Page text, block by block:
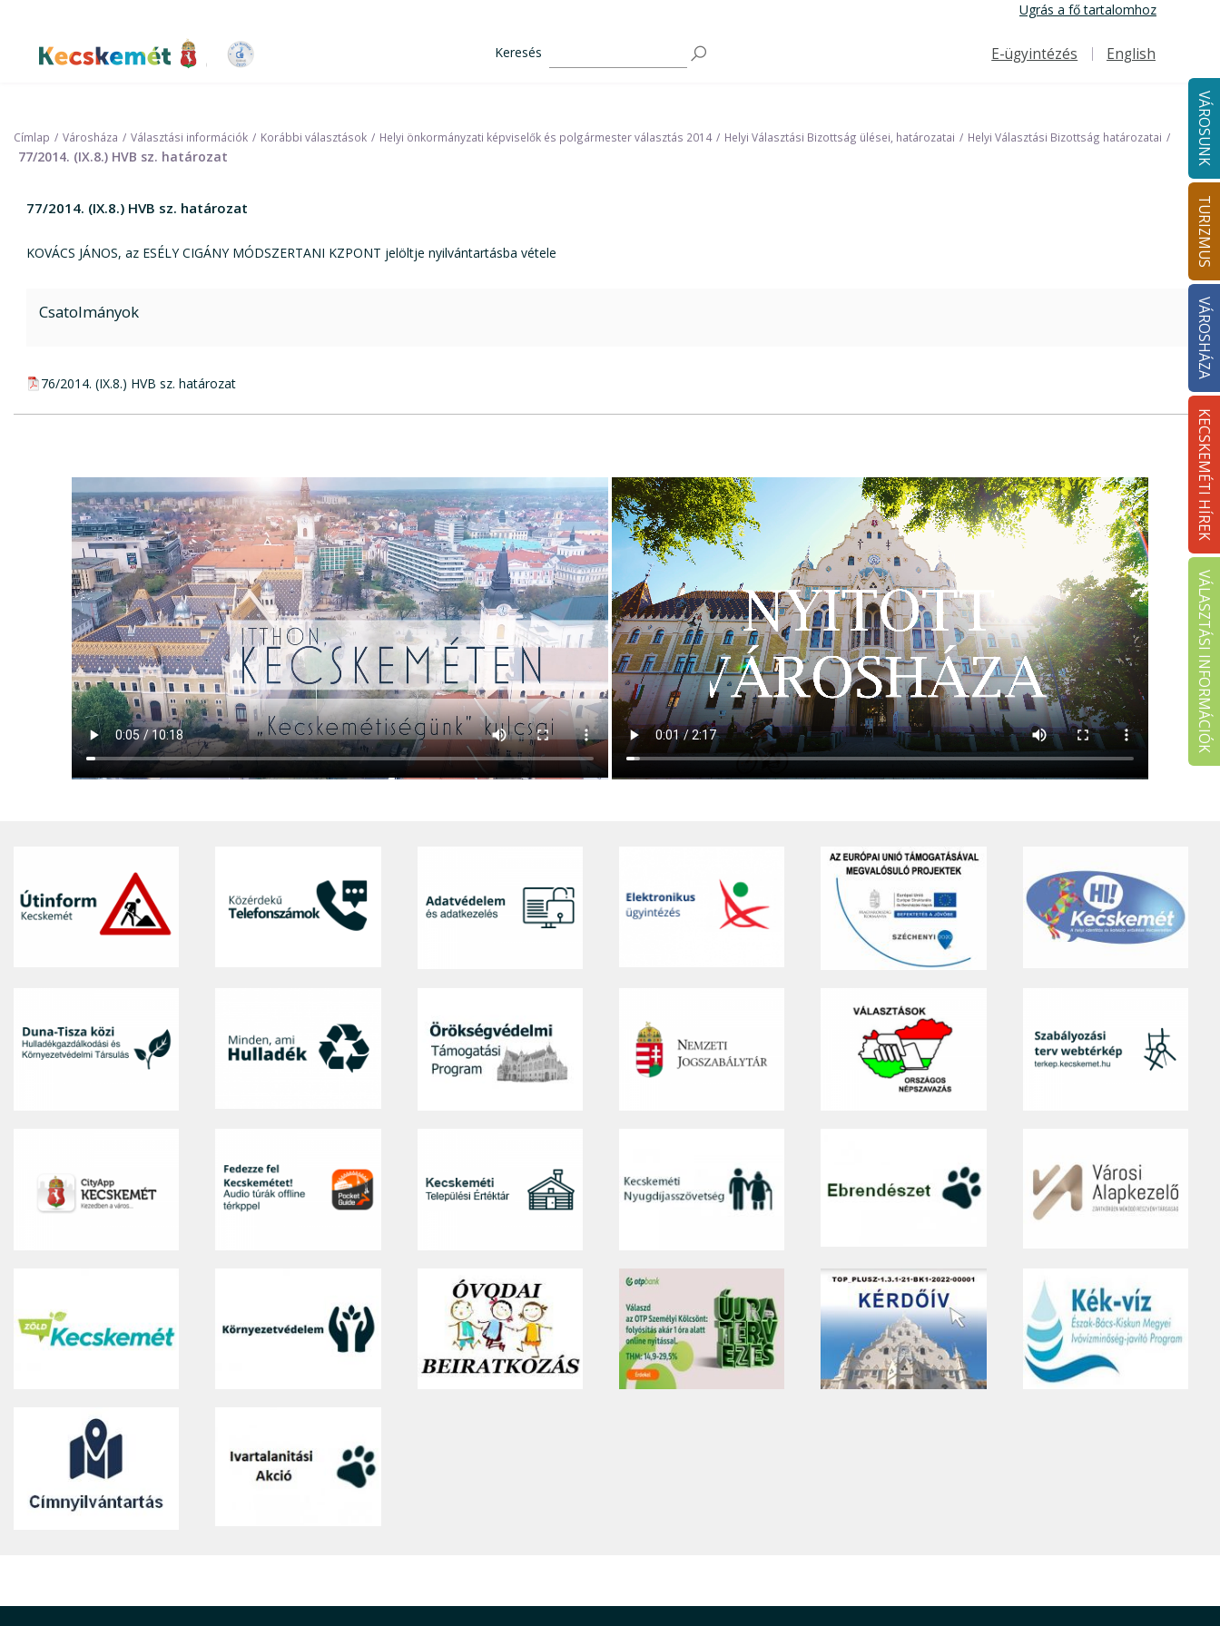
tartalomra
Ugrás a fő tartalomhoz
Kecskemét Város Honlapja
Keresés
Felső navigáció
E-ügyintézés English
VÁROSUNK
TURIZMUS
VÁROSHÁZA
KECSKEMÉTI HÍREK
VÁLASZTÁSI INFORMÁCIÓK
Címlap Városháza Választási információk Korábbi választások Helyi önkormányzati képviselők és polgármester választás 2014 Helyi Választási Bizottság ülései, határozatai Helyi Választási Bizottság határozatai
77/2014. (IX.8.) HVB sz. határozat
77/2014. (IX.8.) HVB sz. határozat
KOVÁCS JÁNOS, az ESÉLY CIGÁNY MÓDSZERTANI KZPONT jelöltje nyilvántartásba vétele
Csatolmányok
pdf csatolmány:
76/2014. (IX.8.) HVB sz. határozat